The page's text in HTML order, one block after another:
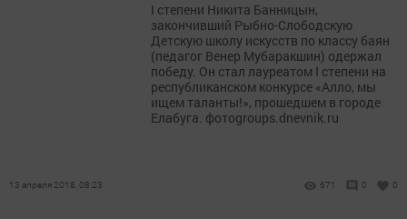
I степени Никита Банницын,
закончивший Рыбно-Слободскую
Детскую школу искусств по классу баян
(педагог Венер Мубаракшин) одержал
победу. Он стал лауреатом I степени на
республиканском конкурсе «Алло, мы
ищем таланты!», прошедшем в городе
Елабуга. фотоgroups.dnevnik.ru
13 апреля 2018, 08:23 671 0 0